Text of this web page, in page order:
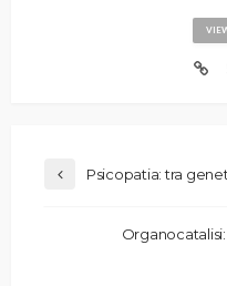
Psicopatia: tra